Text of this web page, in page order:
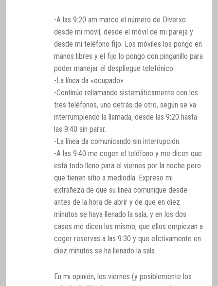
-A las 9:20 am marco el número de Diverxo
desde mi movil, desde el móvil de mi pareja y
desde mi teléfono fijo. Los móviles los pongo en
manos libres y el fijo lo pongo con pinganillo para
poder manejar el despliegue telefónico.
-La línea da «ocupado».
-Continúo rellamando sistemáticamente con los
tres teléfonos, uno detrás de otro, según se va
interrumpiendo la llamada, desde las 9:20 hasta
las 9:40 sin parar.
-La línea da comunicando sin interrupción.
-A las 9:40 me cogen el teléfono y me dicen que
está todo lleno para el viernes por la noche pero
que tienen sitio a mediodía. Expreso mi
extrañeza de que su linea comunique desde
antes de la hora de abrir y de que en diez
minutos se haya llenado la sala, y en los dos
casos me dicen los mismo, que ellos empiezan a
coger reservas a las 9:30 y que efctivamente en
diez minutos se ha llenado la sala.
En mi opinión, los viernes (y posiblemente los